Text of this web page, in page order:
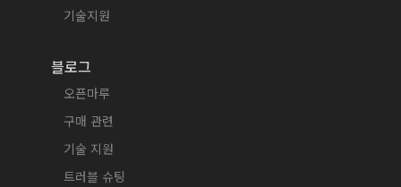
기술지원
블로그
오픈마루
구매 관련
기술 지원
트러블 슈팅